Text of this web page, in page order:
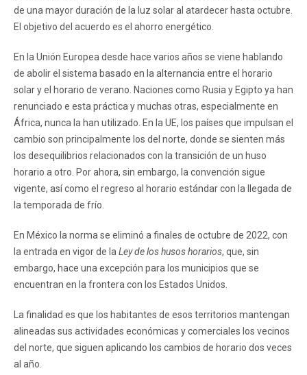
de una mayor duración de la luz solar al atardecer hasta octubre.
El objetivo del acuerdo es el ahorro energético.
En la Unión Europea desde hace varios años se viene hablando
de abolir el sistema basado en la alternancia entre el horario
solar y el horario de verano. Naciones como Rusia y Egipto ya han
renunciado e esta práctica y muchas otras, especialmente en
África, nunca la han utilizado. En la UE, los países que impulsan el
cambio son principalmente los del norte, donde se sienten más
los desequilibrios relacionados con la transición de un huso
horario a otro. Por ahora, sin embargo, la convención sigue
vigente, así como el regreso al horario estándar con la llegada de
la temporada de frío.
En México la norma se eliminó a finales de octubre de 2022, con
la entrada en vigor de la Ley de los husos horarios, que, sin
embargo, hace una excepción para los municipios que se
encuentran en la frontera con los Estados Unidos.
La finalidad es que los habitantes de esos territorios mantengan
alineadas sus actividades económicas y comerciales los vecinos
del norte, que siguen aplicando los cambios de horario dos veces
al año.